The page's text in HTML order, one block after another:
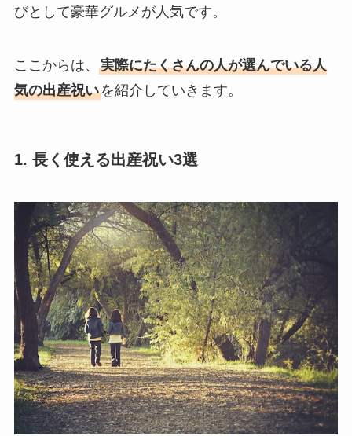
びとして豪華グルメが人気です。
ここからは、 実際にたくさんの人が選んでいる人
気の出産祝いを紹介していきます。
1. 長く使える出産祝い3選